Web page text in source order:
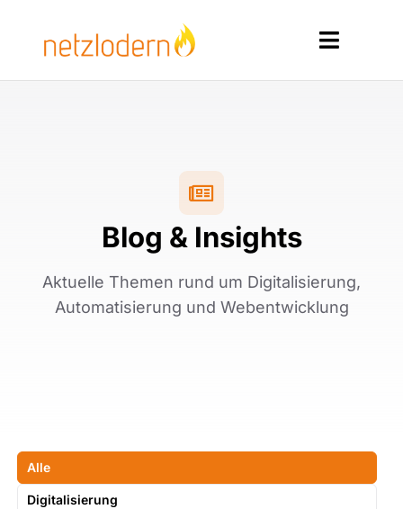
springen
Toggle
Kontakt
Blog & Insights
Aktuelle Themen rund um Digitalisierung,
Automatisierung und Webentwicklung
Alle
Digitalisierung